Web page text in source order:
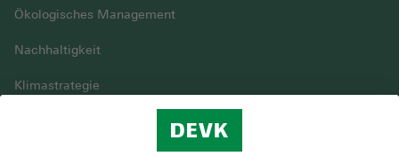
Ökologisches Management
Nachhaltigkeit
Klimastrategie